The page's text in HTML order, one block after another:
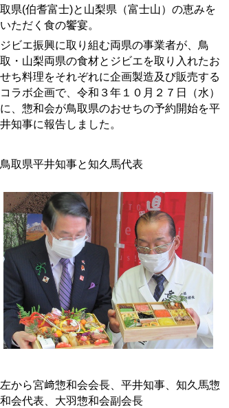
取県(伯耆富士)と山梨県（富士山）の恵みを
いただく食の饗宴。
ジビエ振興に取り組む両県の事業者が、鳥
取・山梨両県の食材とジビエを取り入れたお
せち料理をそれぞれに企画製造及び販売する
コラボ企画で、令和３年１０月２７日（水）
に、惣和会が鳥取県のおせちの予約開始を平
井知事に報告しました。
鳥取県平井知事と知久馬代表
左から宮﨑惣和会会長、平井知事、知久馬惣
和会代表、大羽惣和会副会長